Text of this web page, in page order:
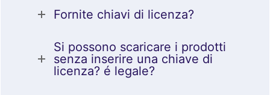
Fornite chiavi di licenza?
Si possono scaricare i prodotti
senza inserire una chiave di
licenza? é legale?